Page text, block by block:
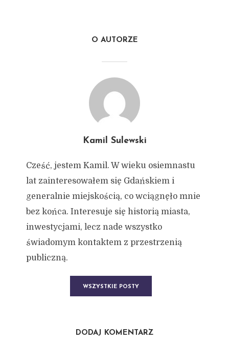
O AUTORZE
Kamil Sulewski
Cześć, jestem Kamil. W wieku osiemnastu
lat zainteresowałem się Gdańskiem i
generalnie miejskością, co wciągnęło mnie
bez końca. Interesuje się historią miasta,
inwestycjami, lecz nade wszystko
świadomym kontaktem z przestrzenią
publiczną.
WSZYSTKIE POSTY
DODAJ KOMENTARZ